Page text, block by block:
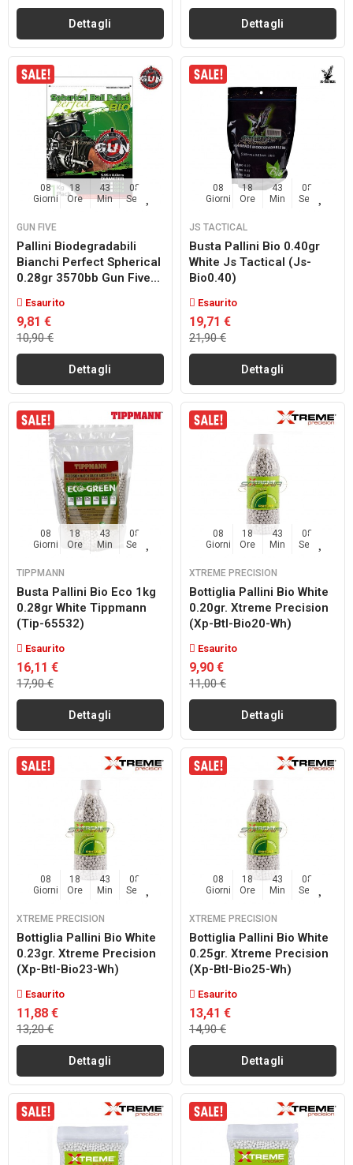
Dettagli Dettagli
08
Giorni
18
Ore
43
Min
07
Sec
GUN FIVE
Pallini Biodegradabili
Bianchi Perfect Spherical
0.28gr 3570bb Gun Five...
Esaurito
9,81 €
10,90 €
Dettagli
08
Giorni
18
Ore
43
Min
07
Sec
JS TACTICAL
Busta Pallini Bio 0.40gr
White Js Tactical (js-
Bio0.40)
Esaurito
19,71 €
21,90 €
Dettagli
08
Giorni
18
Ore
43
Min
07
Sec
TIPPMANN
Busta Pallini Bio Eco 1kg
0.28gr White Tippmann
(tip-65532)
Esaurito
16,11 €
17,90 €
Dettagli
08
Giorni
18
Ore
43
Min
07
Sec
XTREME PRECISION
Bottiglia Pallini Bio White
0.20gr. Xtreme Precision
(xp-Btl-Bio20-Wh)
Esaurito
9,90 €
11,00 €
Dettagli
08
Giorni
18
Ore
43
Min
07
Sec
XTREME PRECISION
Bottiglia Pallini Bio White
0.23gr. Xtreme Precision
(xp-Btl-Bio23-Wh)
Esaurito
11,88 €
13,20 €
Dettagli
08
Giorni
18
Ore
43
Min
07
Sec
XTREME PRECISION
Bottiglia Pallini Bio White
0.25gr. Xtreme Precision
(xp-Btl-Bio25-Wh)
Esaurito
13,41 €
14,90 €
Dettagli